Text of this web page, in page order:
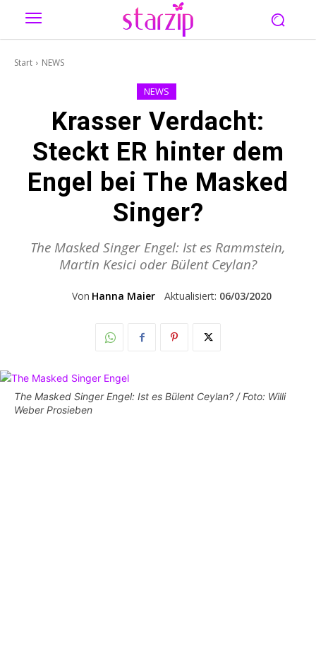
Start NEWS
NEWS
Krasser Verdacht:
Steckt ER hinter dem
Engel bei The Masked
Singer?
The Masked Singer Engel: Ist es Rammstein,
Martin Kesici oder Bülent Ceylan?
Von Hanna Maier Aktualisiert: 06/03/2020
The Masked Singer Engel: Ist es Bülent Ceylan? / Foto: Willi
Weber Prosieben